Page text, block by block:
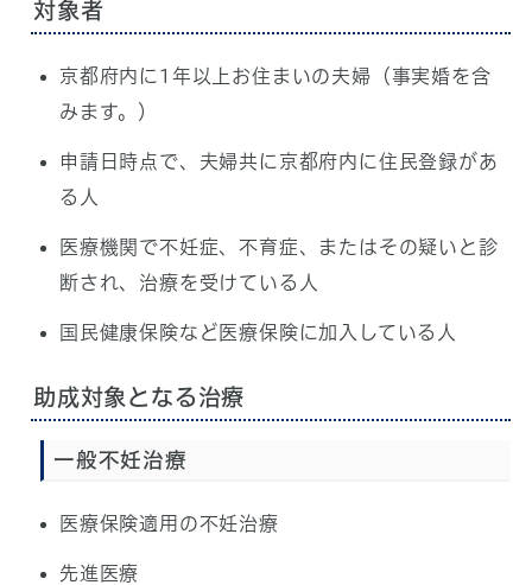
対象者
京都府内に1年以上お住まいの夫婦（事実婚を含
みます。）
申請日時点で、夫婦共に京都府内に住民登録があ
る人
医療機関で不妊症、不育症、またはその疑いと診
断され、治療を受けている人
国民健康保険など医療保険に加入している人
助成対象となる治療
一般不妊治療
医療保険適用の不妊治療
先進医療